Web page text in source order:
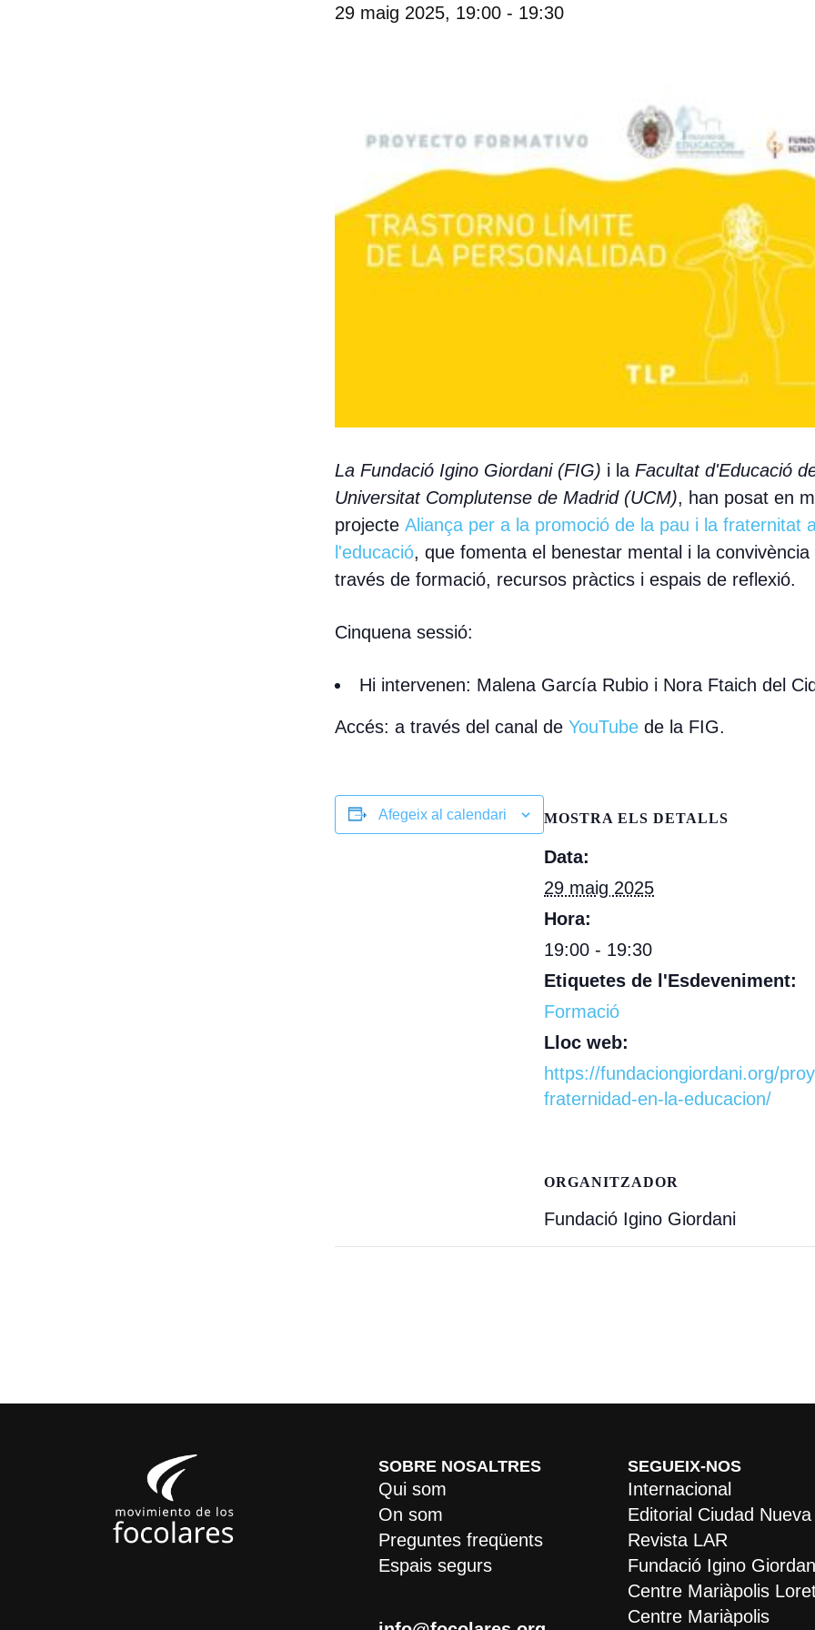
29 maig 2025, 19:00 - 19:30
La Fundació Igino Giordani (FIG) i la Facultat d'Educació
Universitat Complutense de Madrid (UCM), han posat en
projecte Aliança per a la promoció de la pau i la fraternitat
l'educació, que fomenta el benestar mental i la
través de formació, recursos pràctics i espais de reflexió.
Cinquena sessió:
Hi intervenen: Malena García Rubio i Nora Ftaich del
Accés: a través del canal de YouTube de la FIG.
Afegeix al calendari MOSTRA ELS DETALLS
Data:
29 maig 2025
Hora:
19:00 - 19:30
Etiquetes de l'Esdeveniment:
Formació
Lloc web:
https://fundaciongiordani.org/
fraternidad-en-la-educacion/
ORGANITZADOR
Fundació Igino Giordani
SOBRE NOSALTRES
Qui som
On som
Preguntes freqüents
Espais segurs
SEGUEIX-NOS
Internacional
Editorial Ciudad Nueva
Revista LAR
Fundació Igino
Centre Mariàpolis
Centre Mariàpolis